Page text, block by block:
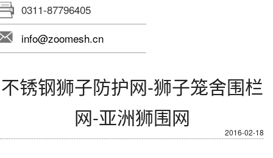
0311-87796405
info@zoomesh.cn
不锈钢狮子防护网-狮子笼舍围栏
网-亚洲狮围网
2016-02-18